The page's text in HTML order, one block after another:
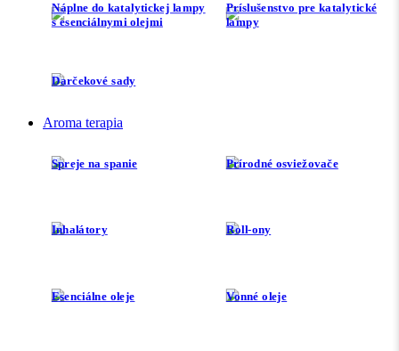
Náplne do katalytickej lampy
s esenciálnymi olejmi
Príslušenstvo pre katalytické
lampy
Darčekové sady
Aroma terapia
Spreje na spanie Prírodné osviežovače
Inhalátory Roll-ony
Esenciálne oleje Vonné oleje